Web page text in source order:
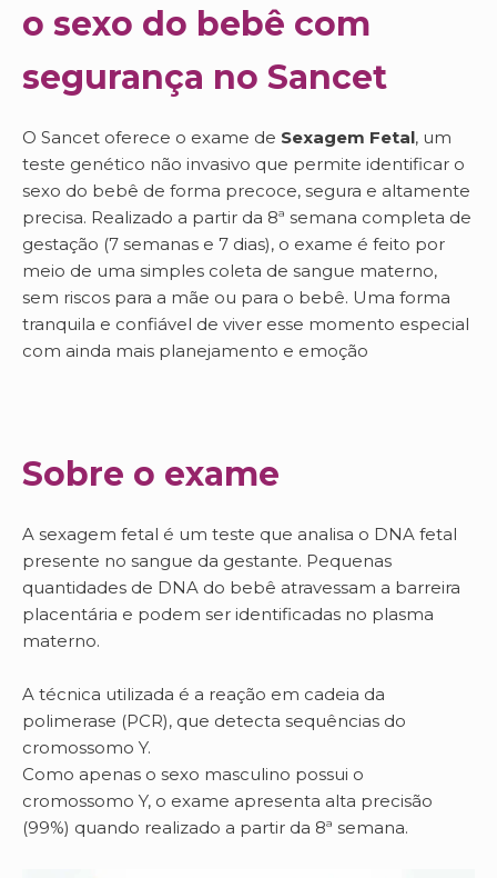
o sexo do bebê com
segurança no Sancet
O Sancet oferece o exame de Sexagem Fetal, um
teste genético não invasivo que permite identificar o
sexo do bebê de forma precoce, segura e altamente
precisa. Realizado a partir da 8ª semana completa de
gestação (7 semanas e 7 dias), o exame é feito por
meio de uma simples coleta de sangue materno,
sem riscos para a mãe ou para o bebê. Uma forma
tranquila e confiável de viver esse momento especial
com ainda mais planejamento e emoção
Sobre o exame
A sexagem fetal é um teste que analisa o DNA fetal
presente no sangue da gestante. Pequenas
quantidades de DNA do bebê atravessam a barreira
placentária e podem ser identificadas no plasma
materno.
A técnica utilizada é a reação em cadeia da
polimerase (PCR), que detecta sequências do
cromossomo Y.
Como apenas o sexo masculino possui o
cromossomo Y, o exame apresenta alta precisão
(99%) quando realizado a partir da 8ª semana.